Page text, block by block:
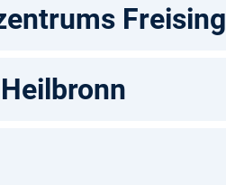
Freising